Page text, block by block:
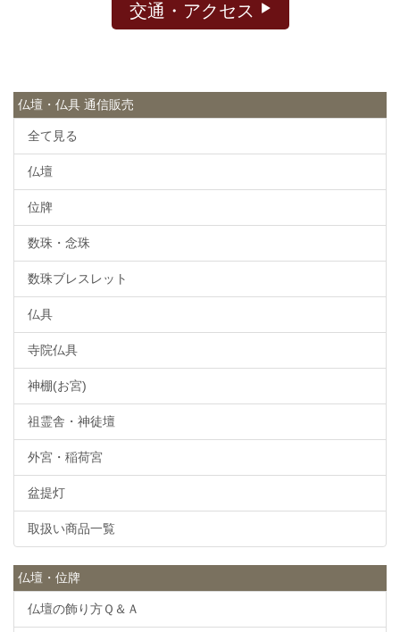
交通・アクセス
仏壇・仏具 通信販売
全て見る
仏壇
位牌
数珠・念珠
数珠ブレスレット
仏具
寺院仏具
神棚(お宮)
祖霊舎・神徒壇
外宮・稲荷宮
盆提灯
取扱い商品一覧
仏壇・位牌
仏壇の飾り方Ｑ＆Ａ